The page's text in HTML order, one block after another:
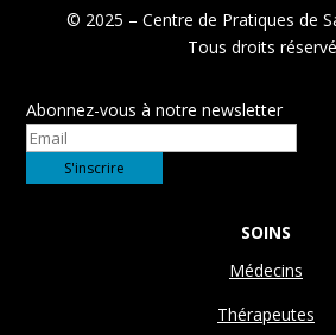
© 2025 – Centre de Pratiques de
Tous droits
Abonnez-vous à notre newsletter
SOINS
Médecins
Thérapeutes